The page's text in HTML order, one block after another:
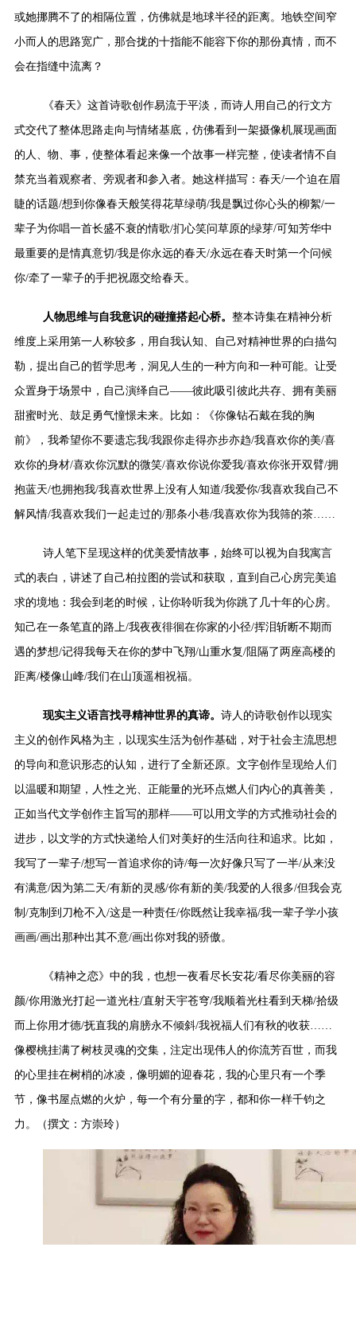
或她挪腾不了的相隔位置，仿佛就是地球半径的距离。地铁空间窄
小而人的思路宽广，那合拢的十指能不能容下你的那份真情，而不
会在指缝中流离？
《春天》这首诗歌创作易流于平淡，而诗人用自己的行文方
式交代了整体思路走向与情绪基底，仿佛看到一架摄像机展现画面
的人、物、事，使整体看起来像一个故事一样完整，使读者情不自
禁充当着观察者、旁观者和参入者。她这样描写：春天/一个迫在眉
睫的话题/想到你像春天般笑得花草绿萌/我是飘过你心头的柳絮/一
辈子为你唱一首长盛不衰的情歌/扪心笑问草原的绿芽/可知芳华中
最重要的是情真意切/我是你永远的春天/永远在春天时第一个问候
你/牵了一辈子的手把祝愿交给春天。
人物思维与自我意识的碰撞搭起心桥。 整本诗集在精神分析
维度上采用第一人称较多，用自我认知、自己对精神世界的白描勾
勒，提出自己的哲学思考，洞见人生的一种方向和一种可能。让受
众置身于场景中，自己演绎自己——彼此吸引彼此共存、拥有美丽
甜蜜时光、鼓足勇气憧憬未来。比如：《你像钻石戴在我的胸
前》，我希望你不要遗忘我/我跟你走得亦步亦趋/我喜欢你的美/喜
欢你的身材/喜欢你沉默的微笑/喜欢你说你爱我/喜欢你张开双臂/拥
抱蓝天/也拥抱我/我喜欢世界上没有人知道/我爱你/我喜欢我自己不
解风情/我喜欢我们一起走过的/那条小巷/我喜欢你为我筛的茶……
诗人笔下呈现这样的优美爱情故事，始终可以视为自我寓言
式的表白，讲述了自己柏拉图的尝试和获取，直到自己心房完美追
求的境地：我会到老的时候，让你聆听我为你跳了几十年的心房。
知己在一条笔直的路上/我夜夜徘徊在你家的小径/挥泪斩断不期而
遇的梦想/记得我每天在你的梦中飞翔/山重水复/阻隔了两座高楼的
距离/楼像山峰/我们在山顶遥相祝福。
现实主义语言找寻精神世界的真谛。 诗人的诗歌创作以现实
主义的创作风格为主，以现实生活为创作基础，对于社会主流思想
的导向和意识形态的认知，进行了全新还原。文字创作呈现给人们
以温暖和期望，人性之光、正能量的光环点燃人们内心的真善美，
正如当代文学创作主旨写的那样——可以用文学的方式推动社会的
进步，以文学的方式快递给人们对美好的生活向往和追求。比如，
我写了一辈子/想写一首追求你的诗/每一次好像只写了一半/从来没
有满意/因为第二天/有新的灵感/你有新的美/我爱的人很多/但我会克
制/克制到刀枪不入/这是一种责任/你既然让我幸福/我一辈子学小孩
画画/画出那种出其不意/画出你对我的骄傲。
《精神之恋》中的我，也想一夜看尽长安花/看尽你美丽的容
颜/你用激光打起一道光柱/直射天宇苍穹/我顺着光柱看到天梯/拾级
而上你用才德/抚直我的肩膀永不倾斜/我祝福人们有秋的收获……
像樱桃挂满了树枝灵魂的交集，注定出现伟人的你流芳百世， 而我
的心里挂在树梢的冰凌，像明媚的迎春花，我的心里只有一个季
节，像书屋点燃的火炉，每一个有分量的字，都和你一样千钧之
力。（撰文： 方崇玲）